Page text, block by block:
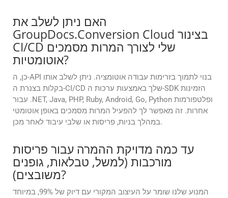
האם ניתן לשלב את
GroupDocs.Conversion Cloud בצינור
CI/CD שלי לצורך המרות מסמכים
אוטומטיות?
כן, ה-API בנוי לתמוך בזרימות עבודה אוטומציה. ניתן לשלב אותו
בקלות בצנרת ה-CI/CD שלך באמצעות ערכות ה-SDK הזמינות
עבור .NET, Java, PHP, Ruby, Android, Go, Python ופלטפורמות
אחרות. זה מאפשר לך להפעיל המרות מסמכים באופן אוטומטי
במהלך בניות, פריסות או שלבי עיבוד לאחר מכן.
עד כמה מדויקת ההמרה עבור פריסות
מורכבות (למשל, טבלאות, גופנים
משובצים)?
המנוע שלנו שומר על העיצוב המקורי עם דיוק של 99%, במיוחד